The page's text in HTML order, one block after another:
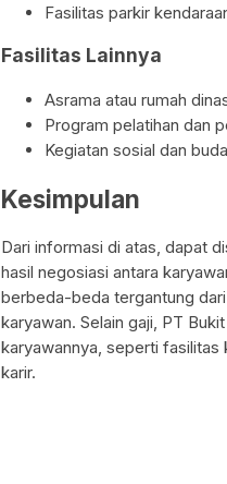
Fasilitas parkir
Fasilitas Lainnya
Asrama atau rumah
Program pelatihan dan
Kegiatan sosial dan
Kesimpulan
Dari informasi di atas, dapat
hasil negosiasi antara
berbeda-beda tergantung
karyawan. Selain gaji, PT
karyawannya, seperti fasilitas
karir.